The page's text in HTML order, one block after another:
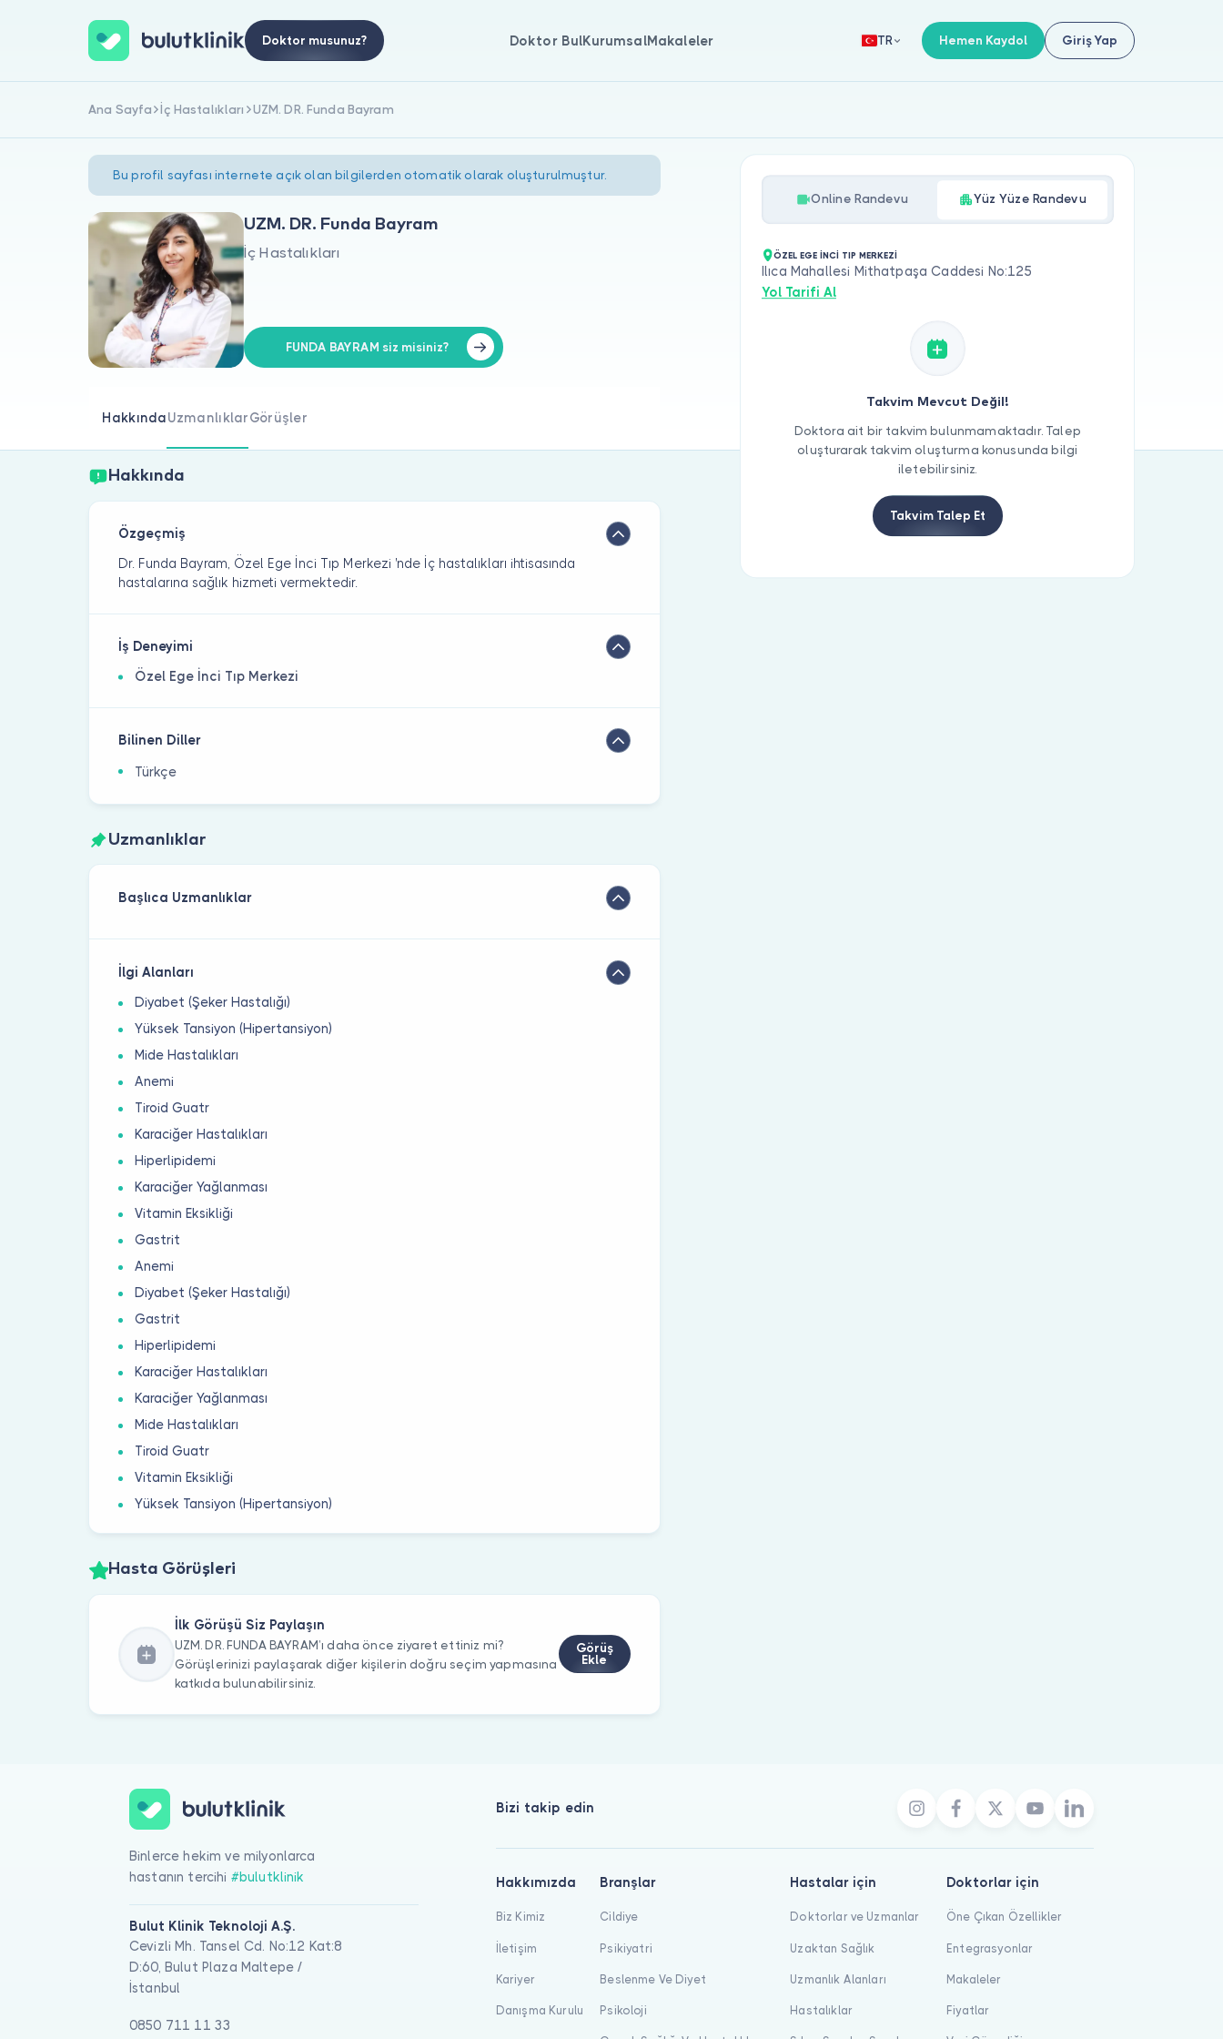
Doktor musunuz? Doktor BulKurumsalMakaleler TR Hemen Kaydol Giriş Yap
Ana Sayfa İç Hastalıkları UZM. DR. Funda Bayram
Bu profil sayfası internete açık olan bilgilerden otomatik olarak oluşturulmuştur.
UZM. DR. Funda Bayram
İç Hastalıkları
FUNDA BAYRAM siz misiniz?
HakkındaUzmanlıklarGörüşler
Hakkında
Özgeçmiş
Dr. Funda Bayram, Özel Ege İnci Tıp Merkezi 'nde İç hastalıkları ihtisasında
hastalarına sağlık hizmeti vermektedir.
İş Deneyimi
Özel Ege İnci Tıp Merkezi
Bilinen Diller
Türkçe
Uzmanlıklar
Başlıca Uzmanlıklar
İlgi Alanları
Diyabet (Şeker Hastalığı)
Yüksek Tansiyon (Hipertansiyon)
Mide Hastalıkları
Anemi
Tiroid Guatr
Karaciğer Hastalıkları
Hiperlipidemi
Karaciğer Yağlanması
Vitamin Eksikliği
Gastrit
Anemi
Diyabet (Şeker Hastalığı)
Gastrit
Hiperlipidemi
Karaciğer Hastalıkları
Karaciğer Yağlanması
Mide Hastalıkları
Tiroid Guatr
Vitamin Eksikliği
Yüksek Tansiyon (Hipertansiyon)
Hasta Görüşleri
İlk Görüşü Siz Paylaşın
UZM. DR. FUNDA BAYRAM’ı daha önce ziyaret ettiniz mi?
Görüşlerinizi paylaşarak diğer kişilerin doğru seçim yapmasına
katkıda bulunabilirsiniz.
Görüş
Ekle
Online Randevu Yüz Yüze Randevu
ÖZEL EGE İNCİ TIP MERKEZİ
Ilıca Mahallesi Mithatpaşa Caddesi No:125
Yol Tarifi Al
Takvim Mevcut Değil!
Doktora ait bir takvim bulunmamaktadır. Talep
oluşturarak takvim oluşturma konusunda bilgi
iletebilirsiniz.
Takvim Talep Et
Binlerce hekim ve milyonlarca
hastanın tercihi #bulutklinik
Bulut Klinik Teknoloji A.Ş.
Cevizli Mh. Tansel Cd. No:12 Kat:8
D:60, Bulut Plaza Maltepe /
İstanbul
0850 711 11 33
Bizi takip edin
Hakkımızda
Biz Kimiz
İletişim
Kariyer
Danışma Kurulu
Branşlar
Cildiye
Psikiyatri
Beslenme Ve Diyet
Psikoloji
Hastalar için
Doktorlar ve Uzmanlar
Uzaktan Sağlık
Uzmanlık Alanları
Hastalıklar
Doktorlar için
Öne Çıkan Özellikler
Entegrasyonlar
Makaleler
Fiyatlar